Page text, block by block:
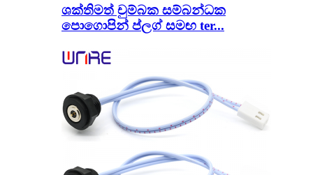
ශක්තිමත් චුම්බක සම්බන්ධක
පොගොපින් ප්ලග් සමඟ ter...